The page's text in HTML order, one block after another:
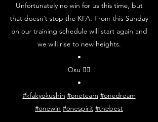
Unfortunately no win for us this time, but
that doesn’t stop the KFA. From this Sunday
on our training schedule will start again and
we will rise to new heights.
•
Osu ✊🏼
•
#kfakyokushin #oneteam #onedream
#onewin #onespirit #thebest